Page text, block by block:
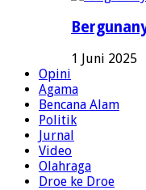
1 Juni 2025
Opini
Agama
Bencana Alam
Politik
Jurnal
Video
Olahraga
Droe ke Droe